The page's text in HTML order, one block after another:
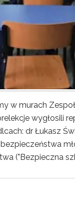
w murach
wygłosili
dr Łukasz
("Bezpieczna